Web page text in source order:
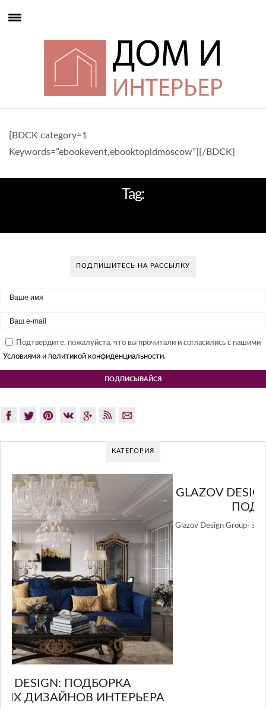
[BDCK category=1
Keywords=”ebookevent,ebooktopidmoscow”][/BDCK]
Tag:
ПОДПИШИТЕСЬ НА РАССЫЛКУ
Подтвердите, пожалуйста, что вы прочитали и согласились с нашими
Условиями и политикой конфиденциальности.
КАТЕГОРИЯ
GLAZOV DESIGN GROUP – УНИКАЛЬНЫЙ
ПОДХОД К ДИЗАЙНУ